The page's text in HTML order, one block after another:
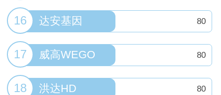
16 达安基因 80
17 威高WEGO 80
18 洪达HD 80